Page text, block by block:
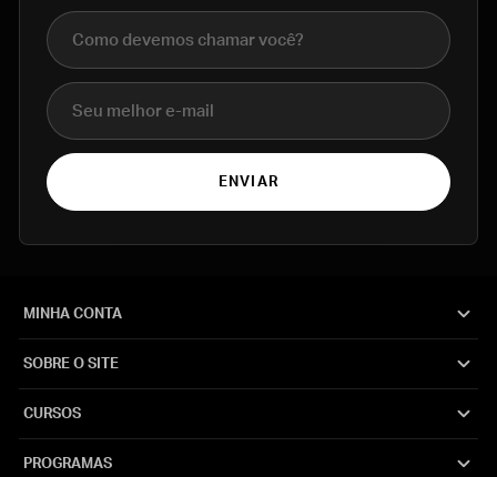
Nome completo
E-mail
ENVIAR
MINHA CONTA
SOBRE O SITE
CURSOS
PROGRAMAS